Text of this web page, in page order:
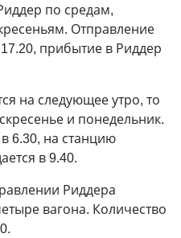
по средам,
Отправление
прибытие в Риддер
на следующее утро, то
и понедельник.
6.30, на станцию
в 9.40.
Риддера
вагона. Количество